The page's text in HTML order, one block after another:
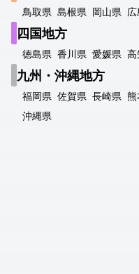
鳥取県 島根県 岡山県
四国地方
徳島県 香川県 愛媛県
九州・沖縄地方
福岡県 佐賀県 長崎県
沖縄県